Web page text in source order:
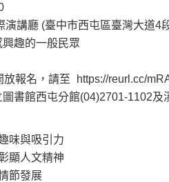
講廳 (臺中市西屯區臺灣大道4
趣的一般民眾
放報名，請至
https://reurl.cc/
書館西屯分館(04)2701-1102及
味與吸引力
顯人文精神
節發展